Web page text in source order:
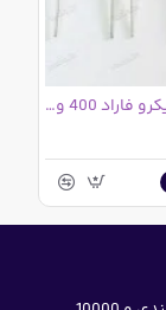
خازن پلی استر 2.2 میکرو فاراد 400 ولت | 2.2uF 400V